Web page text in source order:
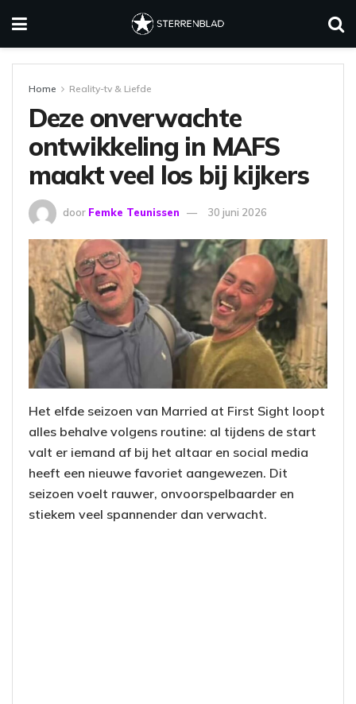
Home Reality-tv & Liefde
Deze onverwachte
ontwikkeling in MAFS
maakt veel los bij kijkers
door Femke Teunissen 30 juni 2026
Het elfde seizoen van Married at First Sight loopt
alles behalve volgens routine: al tijdens de start
valt er iemand af bij het altaar en social media
heeft een nieuwe favoriet aangewezen. Dit
seizoen voelt rauwer, onvoorspelbaarder en
stiekem veel spannender dan verwacht.